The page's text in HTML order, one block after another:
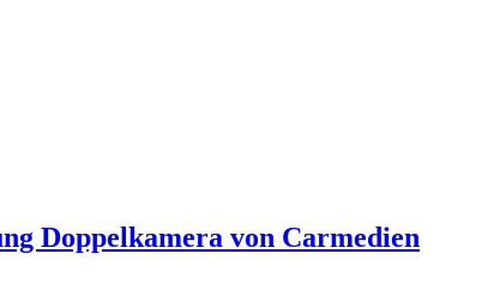
Doppelkamera von Carmedien